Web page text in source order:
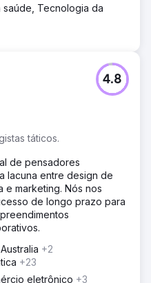
saúde, Tecnologia da
táticos.
4.8
de pensadores
lacuna entre design de
e marketing. Nós nos
de longo prazo para
+2
+23
eletrônico +3